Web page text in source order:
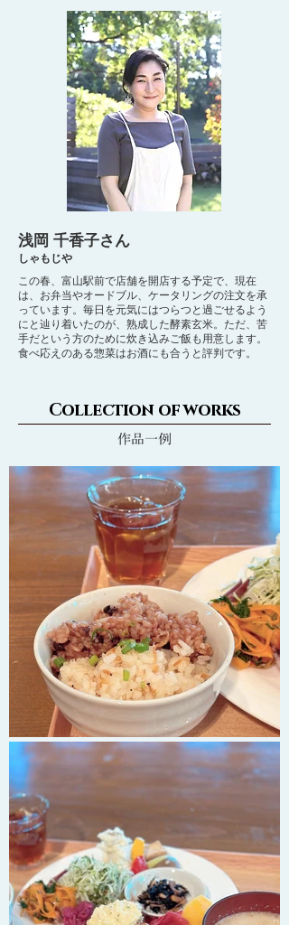
浅岡 千香子さん
しゃもじや
この春、富山駅前で店舗を開店する予定で、現在
は、お弁当やオードブル、ケータリングの注文を承
っています。毎日を元気にはつらつと過ごせるよう
にと辿り着いたのが、熟成した酵素玄米。ただ、苦
手だという方のために炊き込みご飯も用意します。
食べ応えのある惣菜はお酒にも合うと評判です。
Collection of works